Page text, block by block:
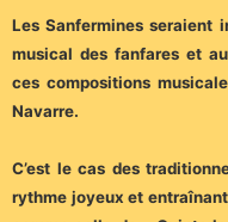
Les Sanfermines seraient
musical des fanfares et
ces compositions
Navarre.
C’est le cas des
rythme joyeux et